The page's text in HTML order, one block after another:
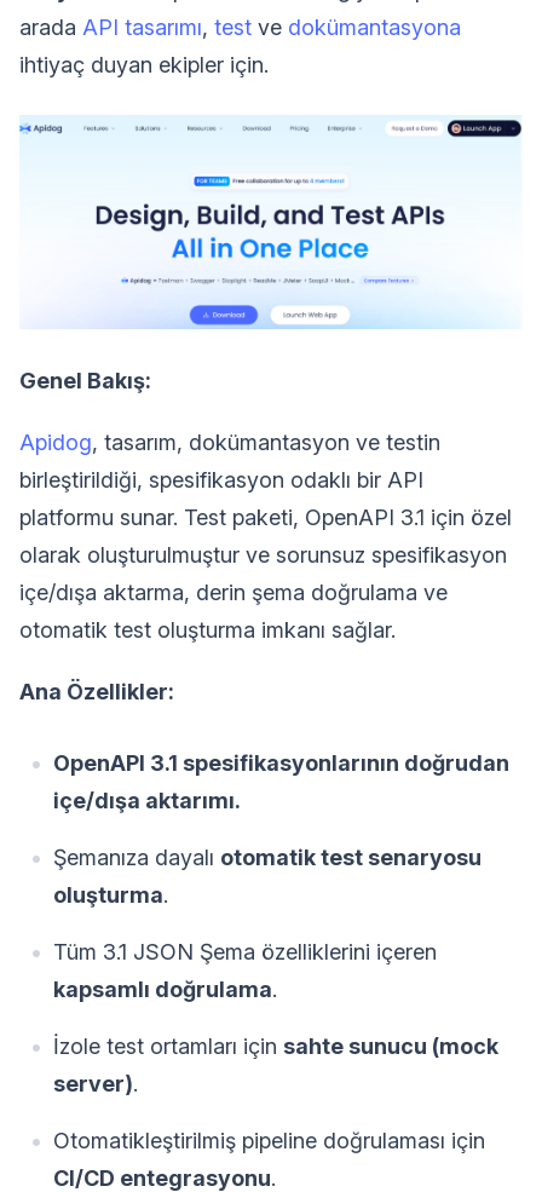
arada API tasarımı, test ve dokümantasyona
ihtiyaç duyan ekipler için.
Genel Bakış:
Apidog, tasarım, dokümantasyon ve testin
birleştirildiği, spesifikasyon odaklı bir API
platformu sunar. Test paketi, OpenAPI 3.1 için özel
olarak oluşturulmuştur ve sorunsuz spesifikasyon
içe/dışa aktarma, derin şema doğrulama ve
otomatik test oluşturma imkanı sağlar.
Ana Özellikler:
OpenAPI 3.1 spesifikasyonlarının doğrudan
içe/dışa aktarımı.
Şemanıza dayalı otomatik test senaryosu
oluşturma.
Tüm 3.1 JSON Şema özelliklerini içeren
kapsamlı doğrulama.
İzole test ortamları için sahte sunucu (mock
server).
Otomatikleştirilmiş pipeline doğrulaması için
CI/CD entegrasyonu.